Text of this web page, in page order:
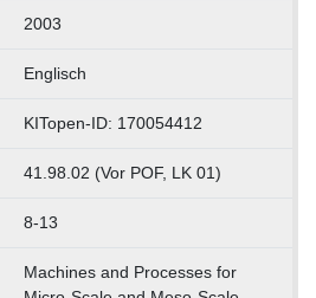
2003
Englisch
KITopen-ID: 170054412
41.98.02 (Vor POF, LK 01)
8-13
Machines and Processes for